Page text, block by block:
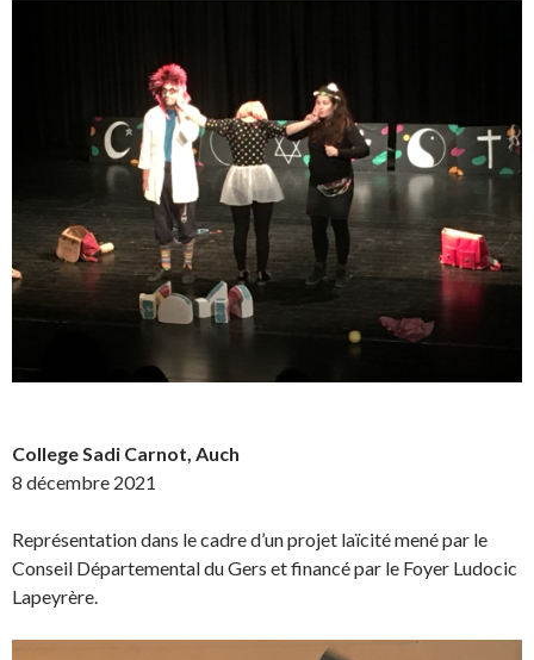
College Sadi Carnot, Auch
8 décembre 2021
Représentation dans le cadre d’un projet laïcité mené par le
Conseil Départemental du Gers et financé par le Foyer Ludocic
Lapeyrère.